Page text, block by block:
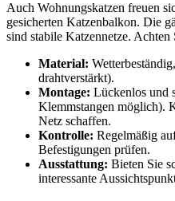
Auch Wohnungskatzen freuen
gesicherten Katzenbalkon. Die
sind stabile Katzennetze. Achten
Material:
drahtverstärkt).
Montage: Lückenlos und
Klemmstangen möglich).
Netz schaffen.
Kontrolle: Regelmäßig
Befestigungen prüfen.
Ausstattung: Bieten Sie
interessante